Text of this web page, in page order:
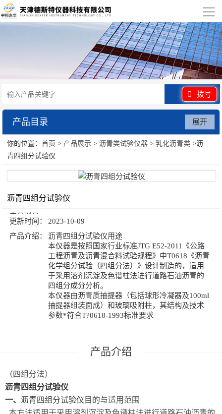
导
航
产品展示
行业应用
视频展示
资讯中心
联系我们
拨号
产品目录
沥青类试验仪器
展开
你的位置：首页 > 产品展示 >沥青类试验仪器 >乳化沥青类 >沥
青四组分试验仪
沥青四组分试验仪
产品型号：
更新时间：
2023-10-09
产品介绍：
沥青四组分试验仪用途
本仪器是按照国家行业标准JTG E52-2011《公路
工程沥青及沥青混合料试验规程》中T0618《沥青
化学组分试验（四组分法）》设计制造的，适用
于采用溶剂沉淀及色谱柱法进行道路石油沥青的
四组分成分分析。
本仪器由沥青质抽提器（包括球形冷凝器及100ml
抽提器组装面成）和玻璃吸附柱，其结构及技术
参数*符合T?0618-1993标准要求
（四组分法）
沥青四组分试验仪
一、 沥青四组分试验仪 目的与适用范围